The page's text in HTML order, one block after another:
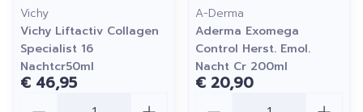
Vichy
Vichy Liftactiv Collagen
Specialist 16
Nachtcr50ml
€ 46,95
A-Derma
Aderma Exomega
Control Herst. Emol.
Nacht Cr 200ml
€ 20,90